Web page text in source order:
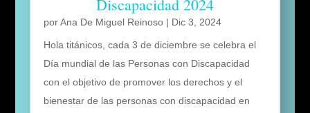
Discapacidad 2024
porAna De Miguel Reinoso| Dic 3, 2024
Hola titánicos, cada 3 de diciembre se celebra el
Día mundial de las Personas con Discapacidad
con el objetivo de promover los derechos y el
bienestar de las personas con discapacidad en